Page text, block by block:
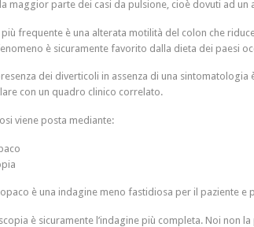
maggior parte dei casi da pulsione, cioè dovuti ad
più frequente è una alterata motilità del colon che
è sicuramente favorito dalla dieta dei paesi
dei diverticoli in assenza di una
con un quadro clinico correlato.
viene posta mediante:
è una indagine meno fastidiosa per il paziente
è sicuramente l’indagine più completa. Noi